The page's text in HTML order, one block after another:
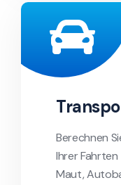
Berechnen
Ihrer
Maut,